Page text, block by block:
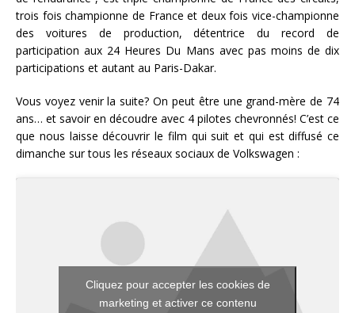
trois fois championne de France et deux fois vice-championne
des voitures de production, détentrice du record de
participation aux 24 Heures Du Mans avec pas moins de dix
participations et autant au Paris-Dakar.
Vous voyez venir la suite? On peut être une grand-mère de 74
ans… et savoir en découdre avec 4 pilotes chevronnés! C’est ce
que nous laisse découvrir le film qui suit et qui est diffusé ce
dimanche sur tous les réseaux sociaux de Volkswagen :
Cliquez pour accepter les cookies de
marketing et activer ce contenu